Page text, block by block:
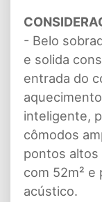
- Belo
e solida
entrada do
inteligente,
cômodos
pontos altos
com 52m² e
acústico.